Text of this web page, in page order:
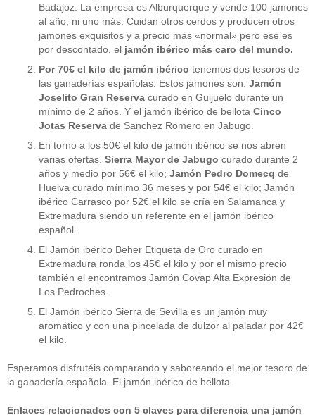
Badajoz. La empresa es Alburquerque y vende 100 jamones
al año, ni uno más. Cuidan otros cerdos y producen otros
jamones exquisitos y a precio más «normal» pero ese es
por descontado, el jamón ibérico más caro del mundo.
Por 70€ el kilo de jamón ibérico tenemos dos tesoros de
las ganaderías españolas. Estos jamones son: Jamón
Joselito Gran Reserva curado en Guijuelo durante un
mínimo de 2 años. Y el jamón ibérico de bellota Cinco
Jotas Reserva de Sanchez Romero en Jabugo.
En torno a los 50€ el kilo de jamón ibérico se nos abren
varias ofertas. Sierra Mayor de Jabugo curado durante 2
años y medio por 56€ el kilo; Jamón Pedro Domecq de
Huelva curado mínimo 36 meses y por 54€ el kilo; Jamón
ibérico Carrasco por 52€ el kilo se cría en Salamanca y
Extremadura siendo un referente en el jamón ibérico
español.
El Jamón ibérico Beher Etiqueta de Oro curado en
Extremadura ronda los 45€ el kilo y por el mismo precio
también el encontramos Jamón Covap Alta Expresión de
Los Pedroches.
El Jamón ibérico Sierra de Sevilla es un jamón muy
aromático y con una pincelada de dulzor al paladar por 42€
el kilo.
Esperamos disfrutéis comparando y saboreando el mejor tesoro de
la ganadería española. El jamón ibérico de bellota.
Enlaces relacionados con 5 claves para diferencia una jamón